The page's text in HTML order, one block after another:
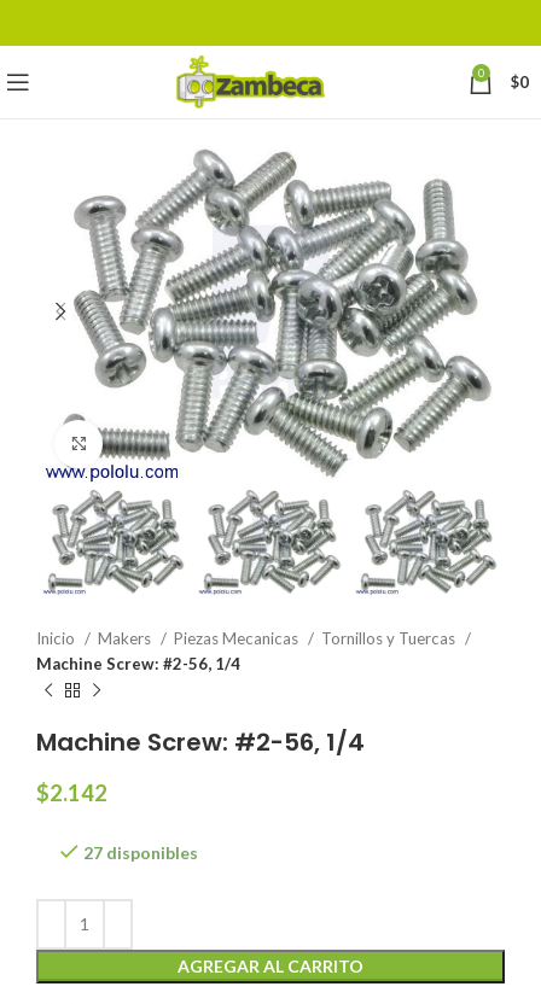
0 $0
Click to enlarge
Inicio Makers Piezas Mecanicas
Tornillos y Tuercas
Machine Screw: #2-56, 1/4
Machine Screw: #2-56, 1/4
$2.142
27 disponibles
AGREGAR AL CARRITO